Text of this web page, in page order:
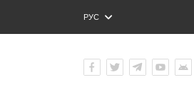
РУС
ENG